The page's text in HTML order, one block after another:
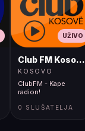
UŽIVO
Club FM Kosovë
KOSOVO
ClubFM - Kape
radion!
0 SLUŠATELJA